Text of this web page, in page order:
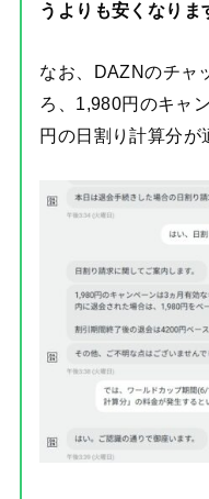
うよりも安くなりま
なお、DAZNのチャ
ろ、1,980円のキャ
円の日割り計算分が